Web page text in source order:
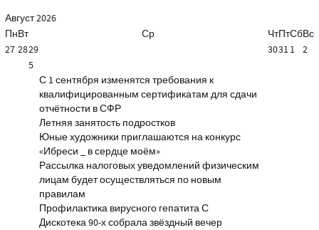
Август2026
ПнВт Ср ЧтПтСбВс
27 2829 30311
2
5
С 1 сентября изменятся требования к
квалифицированным сертификатам для сдачи
отчётности в СФР
Летняя занятость подростков
Юные художники приглашаются на конкурс
«Ибреси _ в сердце моём»
Рассылка налоговых уведомлений физическим
лицам будет осуществляться по новым
правилам
Профилактика вирусного гепатита С
Дискотека 90-х собрала звёздный вечер